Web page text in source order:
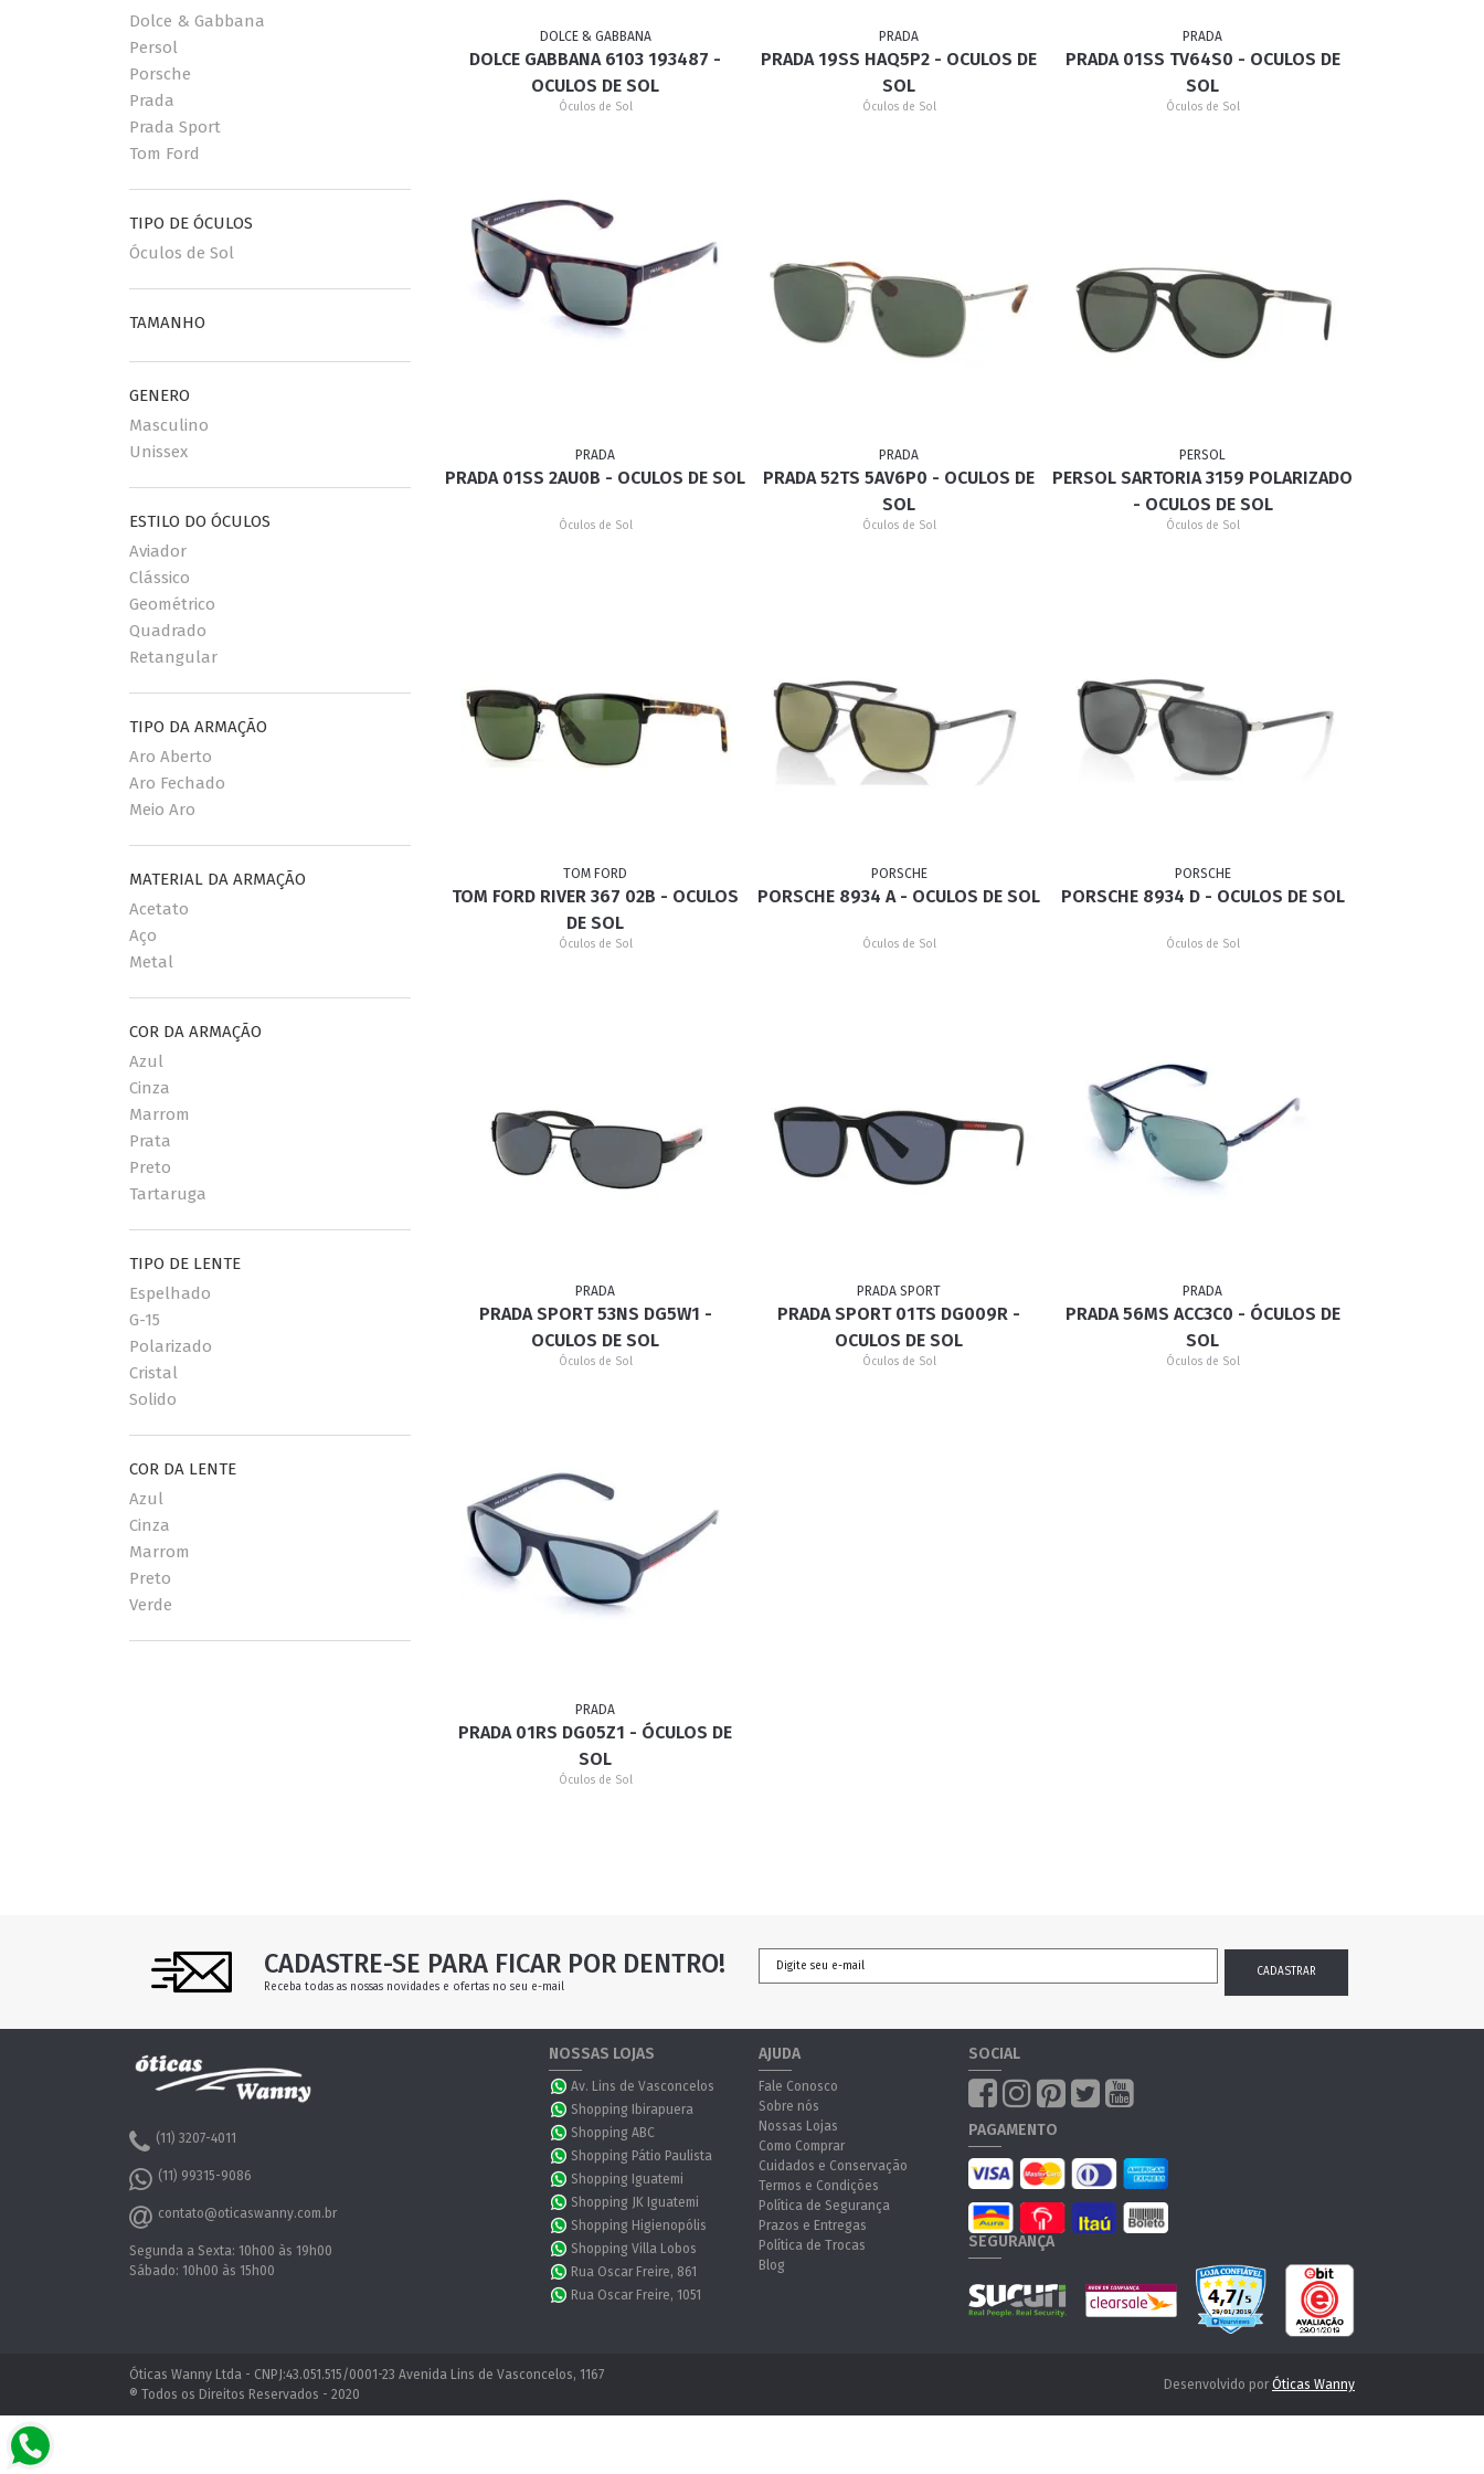
RETRÔ MÁSCARA BORBOLETA CAÇADOR GATINHO
GRIFES
Dolce & Gabbana
Persol
Porsche
Prada
Prada Sport
Tom Ford
TIPO DE ÓCULOS
Óculos de Sol
TAMANHO
GENERO
Masculino
Unissex
ESTILO DO ÓCULOS
Aviador
Clássico
Geométrico
Quadrado
Retangular
TIPO DA ARMAÇÃO
Aro Aberto
Aro Fechado
Meio Aro
MATERIAL DA ARMAÇÃO
Acetato
Aço
Metal
COR DA ARMAÇÃO
Azul
Cinza
Marrom
Prata
Preto
Tartaruga
TIPO DE LENTE
Espelhado
G-15
Polarizado
Cristal
Solido
COR DA LENTE
Azul
Cinza
Marrom
Preto
Verde
DOLCE & GABBANA
DOLCE GABBANA 6103 193487 -
OCULOS DE SOL
Óculos de Sol
PRADA
PRADA 19SS HAQ5P2 - OCULOS DE
SOL
Óculos de Sol
PRADA
PRADA 01SS TV64S0 - OCULOS DE
SOL
Óculos de Sol
PRADA
PRADA 01SS 2AU0B - OCULOS DE SOL
Óculos de Sol
PRADA
PRADA 52TS 5AV6P0 - OCULOS DE
SOL
Óculos de Sol
PERSOL
PERSOL SARTORIA 3159 POLARIZADO
- OCULOS DE SOL
Óculos de Sol
TOM FORD
TOM FORD RIVER 367 02B - OCULOS
DE SOL
Óculos de Sol
PORSCHE
PORSCHE 8934 A - OCULOS DE SOL
Óculos de Sol
PORSCHE
PORSCHE 8934 D - OCULOS DE SOL
Óculos de Sol
PRADA
PRADA SPORT 53NS DG5W1 -
OCULOS DE SOL
Óculos de Sol
PRADA SPORT
PRADA SPORT 01TS DG009R -
OCULOS DE SOL
Óculos de Sol
PRADA
PRADA 56MS ACC3C0 - ÓCULOS DE
SOL
Óculos de Sol
PRADA
PRADA 01RS DG05Z1 - ÓCULOS DE
SOL
Óculos de Sol
CADASTRE-SE PARA FICAR POR DENTRO!
Receba todas as nossas novidades e ofertas no seu e-mail
(11) 3207-4011
(11) 99315-9086
contato@oticaswanny.com.br
Segunda a Sexta: 10h00 às 19h00
Sábado: 10h00 às 15h00
NOSSAS LOJAS
Av. Lins de Vasconcelos
Shopping Ibirapuera
Shopping ABC
Shopping Pátio Paulista
Shopping Iguatemi
Shopping JK Iguatemi
Shopping Higienopólis
Shopping Villa Lobos
Rua Oscar Freire, 861
Rua Oscar Freire, 1051
AJUDA
Fale Conosco
Sobre nós
Nossas Lojas
Como Comprar
Cuidados e Conservação
Termos e Condições
Política de Segurança
Prazos e Entregas
Política de Trocas
Blog
SOCIAL
PAGAMENTO
SEGURANÇA
Óticas Wanny Ltda - CNPJ:43.051.515/0001-23 Avenida Lins de Vasconcelos, 1167
® Todos os Direitos Reservados - 2020
Desenvolvido por Óticas Wanny